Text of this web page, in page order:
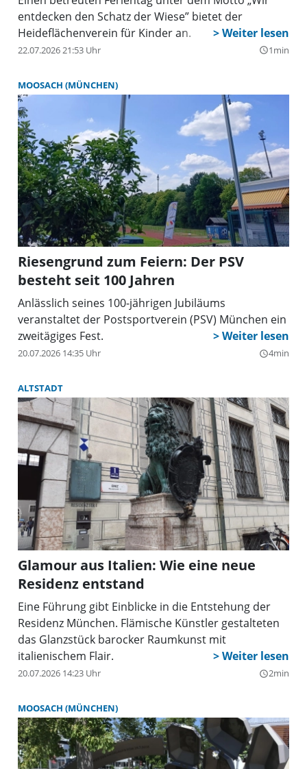
entdecken den Schatz der Wiese” bietet der
Heideflächenverein für Kinder an.
22.07.2026 21:53 Uhr query_builder1min
MOOSACH (MÜNCHEN)
Riesengrund zum Feiern: Der PSV
besteht seit 100 Jahren
Anlässlich seines 100-jährigen Jubiläums
veranstaltet der Postsportverein (PSV) München ein
zweitägiges Fest.
20.07.2026 14:35 Uhr query_builder4min
ALTSTADT
Glamour aus Italien: Wie eine neue
Residenz entstand
Eine Führung gibt Einblicke in die Entstehung der
Residenz München. Flämische Künstler gestalteten
das Glanzstück barocker Raumkunst mit
italienischem Flair.
20.07.2026 14:23 Uhr query_builder2min
MOOSACH (MÜNCHEN)